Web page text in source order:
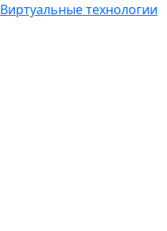
Виртуальные технологии